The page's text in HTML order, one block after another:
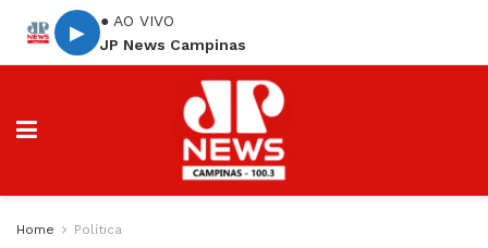
▶
● AO VIVO
JP News Campinas
Home Política